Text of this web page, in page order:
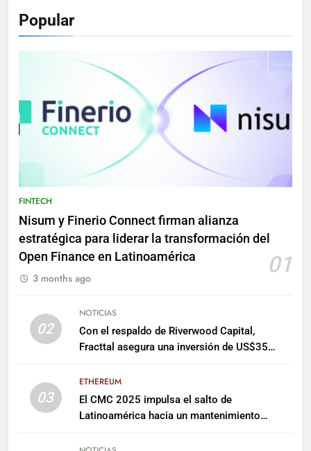
Popular
FINTECH
Nisum y Finerio Connect firman alianza
estratégica para liderar la transformación del
Open Finance en Latinoamérica
01
3 months ago
02
NOTICIAS
Con el respaldo de Riverwood Capital,
Fracttal asegura una inversión de US$35
03
ETHEREUM
El CMC 2025 impulsa el salto de
Latinoamérica hacia un mantenimiento